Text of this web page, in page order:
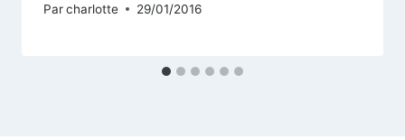
Parcharlotte 29/01/2016